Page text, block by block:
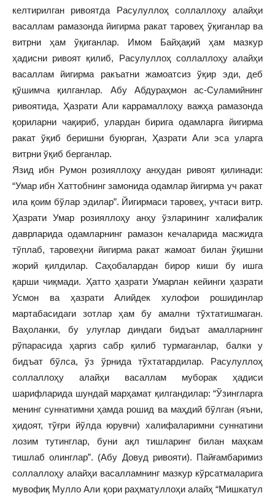
келтирилган ривоятда Расулуллоҳ соллаллоҳу алайҳи
васаллам рамазонда йигирма ракат таровеҳ ўқиганлар ва
витрни ҳам ўқиганлар. Имом Байҳақий ҳам мазкур
ҳадисни ривоят қилиб, Расулуллоҳ соллаллоҳу алайҳи
васаллам йигирма ракъатни жамоатсиз ўқир эди, деб
қўшимча қилганлар. Абу Абдураҳмон ас-Суламийнинг
ривоятида, Ҳазрати Али каррамаллоҳу важҳа рамазонда
қориларни чақириб, улардан бирига одамларга йигирма
ракат ўқиб беришни буюрган, Ҳазрати Али эса уларга
витрни ўқиб берганлар.
Язид ибн Румон розияллоҳу анҳудан ривоят қилинади:
“Умар ибн Хаттобнинг замонида одамлар йигирма уч ракат
ила қоим бўлар эдилар”. Йигирмаси таровеҳ, учтаси витр.
Ҳазрати Умар розияллоҳу анҳу ўзларининг халифалик
даврларида одамларнинг рамазон кечаларида масжидга
тўплаб, таровеҳни йигирма ракат жамоат билан ўқишни
жорий қилдилар. Саҳобалардан бирор киши бу ишга
қарши чиқмади. Ҳатто ҳазрати Умарлан кейинги ҳазрати
Усмон ва ҳазрати Алийдек хулофои рошидинлар
мартабасидаги зотлар ҳам бу амални тўхтатишмаган.
Ваҳоланки, бу улуғлар диндаги бидъат амалларнинг
рўпарасида ҳаргиз сабр қилиб турмаганлар, балки у
бидъат бўлса, ўз ўрнида тўхтатардилар. Расулуллоҳ
соллаллоҳу алайҳи васаллам муборак ҳадиси
шарифларида шундай марҳамат қилгандилар: “Ўзингларга
менинг суннатимни ҳамда рошид ва маҳдий бўлган (яъни,
ҳидоят, тўғри йўлда юрувчи) халифаларимни суннатини
лозим тутинглар, буни ақл тишларинг билан маҳкам
тишлаб олинглар”. (Абу Довуд ривояти). Пайғамбаримиз
соллаллоҳу алайҳи васалламнинг мазкур кўрсатмаларига
мувофиқ Мулло Али қори раҳматуллоҳи алайҳ “Мишкатул